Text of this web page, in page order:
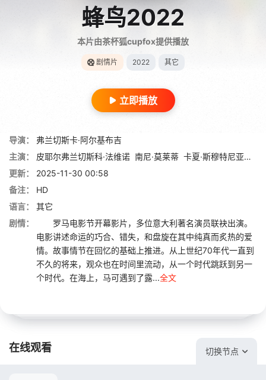
蜂鸟2022
本片由茶杯狐cupfox提供播放
剧情片 2022 其它
立即播放
导演：
弗兰切斯卡·阿尔基布吉
主演：
皮耶尔弗兰切斯科·法维诺 南尼·莫莱蒂 卡夏·斯穆特尼亚克
更新：
2025-11-30 00:58
备注：
HD
语言：
其它
剧情：
罗马电影节开幕影片，多位意大利著名演员联袂出演。
电影讲述命运的巧合、错失，和盘旋在其中纯真而炙热的爱
情。故事情节在回忆的基础上推进。从上世纪70年代一直到
不久的将来，观众也在时间里流动，从一个时代跳跃到另一
个时代。在海上，马可遇到了露...全文
在线观看 切换节点